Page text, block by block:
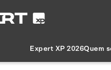
Expert XP 2026Quem